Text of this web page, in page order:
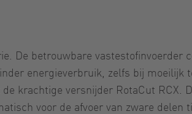
De betrouwbare vastestofinvoerder
energieverbruik, zelfs bij moeilijk
krachtige versnijder RotaCut RCX.
voor de afvoer van zware delen